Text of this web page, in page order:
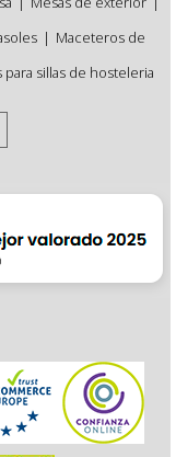
| Maceteros de
para sillas de hosteleria